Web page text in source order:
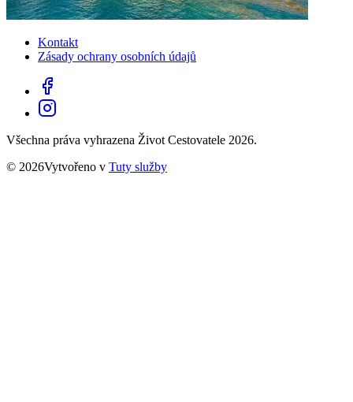
Kontakt
Zásady ochrany osobních údajů
Všechna práva vyhrazena Život Cestovatele 2026.
© 2026Vytvořeno v Tuty služby